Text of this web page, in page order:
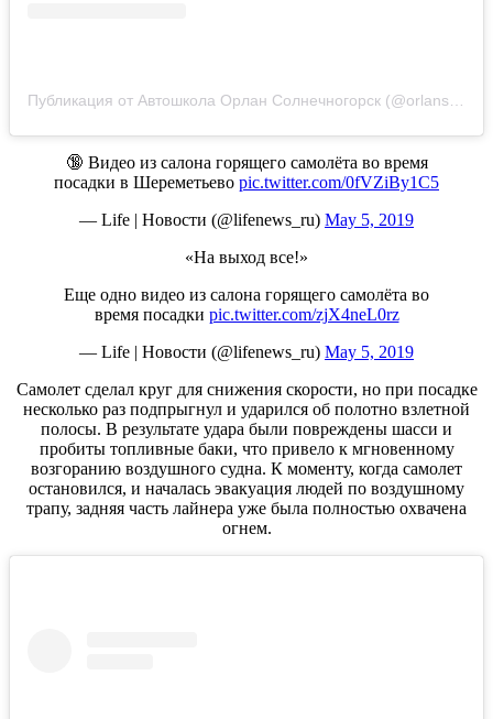
🔞 Видео из салона горящего самолёта во время
посадки в Шереметьево pic.twitter.com/0fVZiBy1C5
— Life | Новости (@lifenews_ru) May 5, 2019
«На выход все!»
Еще одно видео из салона горящего самолёта во
время посадки pic.twitter.com/zjX4neL0rz
— Life | Новости (@lifenews_ru) May 5, 2019
Самолет сделал круг для снижения скорости, но при посадке
несколько раз подпрыгнул и ударился об полотно взлетной
полосы. В результате удара были повреждены шасси и
пробиты топливные баки, что привело к мгновенному
возгоранию воздушного судна. К моменту, когда самолет
остановился, и началась эвакуация людей по воздушному
трапу, задняя часть лайнера уже была полностью охвачена
огнем.